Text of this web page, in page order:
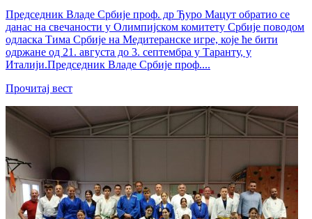
Председник Владе Србије проф. др Ђуро Мацут обратио се
данас на свечаности у Олимпијском комитету Србије поводом
одласка Тима Србије на Медитеранске игре, које ће бити
одржане од 21. августа до 3. септембра у Таранту, у
Италији.Председник Владе Србије проф....
Прочитај вест